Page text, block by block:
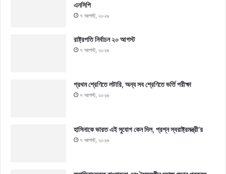
এনসিপি
৭ আগস্ট, ২০২৬
রাষ্ট্রপতি নির্বাচন ২০ আগস্ট
৭ আগস্ট, ২০২৬
প্রথম শ্রেণিতে লটারি, অন্য সব শ্রেণিতে ভর্তি পরীক্ষা
৭ আগস্ট, ২০২৬
হাসিনাকে ভারত এই সুযোগ কেন দিল, প্রশ্ন স্বরাষ্ট্রমন্ত্রী’র
৭ আগস্ট, ২০২৬